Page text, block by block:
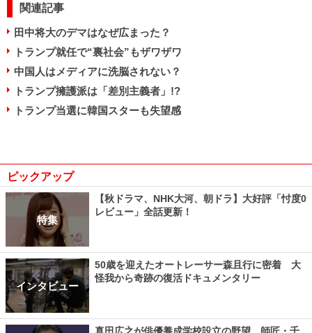
関連記事
田中将大のデマはなぜ広まった？
トランプ就任で“裏社会”もザワザワ
中国人はメディアに洗脳されない？
トランプ擁護派は「差別主義者」!?
トランプ当選に韓国スターも失望感
ピックアップ
特集
【秋ドラマ、NHK大河、朝ドラ】大好評「忖度0
レビュー」全話更新！
インタビュー
50歳を迎えたオートレーサー森且行に密着 大
怪我から奇跡の復活ドキュメンタリー
真田広之が俳優養成学校設立の野望、師匠・千